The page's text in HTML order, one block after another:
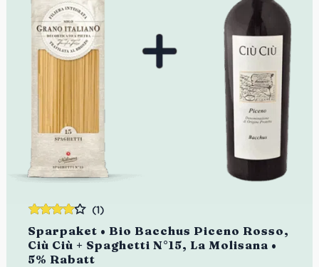
Sparpaket • Bio Bacchus Piceno Rosso,
Ciù Ciù + Spaghetti N°15, La Molisana •
5% Rabatt
(1)
Bewertet
mit4.00
von 5